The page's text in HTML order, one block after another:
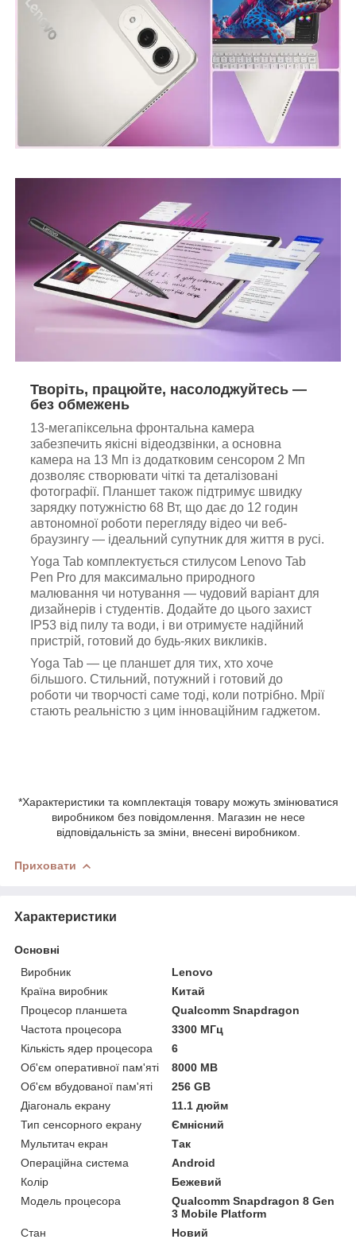
Творіть, працюйте, насолоджуйтесь —
без обмежень
13-мегапіксельна фронтальна камера
забезпечить якісні відеодзвінки, а основна
камера на 13 Мп із додатковим сенсором 2 Мп
дозволяє створювати чіткі та деталізовані
фотографії. Планшет також підтримує швидку
зарядку потужністю 68 Вт, що дає до 12 годин
автономної роботи перегляду відео чи веб-
браузингу — ідеальний супутник для життя в русі.
Yoga Tab комплектується стилусом Lenovo Tab
Pen Pro для максимально природного
малювання чи нотування — чудовий варіант для
дизайнерів і студентів. Додайте до цього захист
IP53 від пилу та води, і ви отримуєте надійний
пристрій, готовий до будь-яких викликів.
Yoga Tab — це планшет для тих, хто хоче
більшого. Стильний, потужний і готовий до
роботи чи творчості саме тоді, коли потрібно. Мрії
стають реальністю з цим інноваційним гаджетом.
*Характеристики та комплектація товару можуть змінюватися
виробником без повідомлення. Магазин не несе
відповідальність за зміни, внесені виробником.
Приховати
Характеристики
Основні
Виробник
Lenovo
Країна виробник
Китай
Процесор планшета
Qualcomm Snapdragon
Частота процесора
3300 МГц
Кількість ядер процесора
6
Об'єм оперативної пам'яті
8000 MB
Об'єм вбудованої пам'яті
256 GB
Діагональ екрану
11.1 дюйм
Тип сенсорного екрану
Ємнісний
Мультитач екран
Так
Операційна система
Android
Колір
Бежевий
Модель процесора
Qualcomm Snapdragon 8 Gen
3 Mobile Platform
Стан
Новий